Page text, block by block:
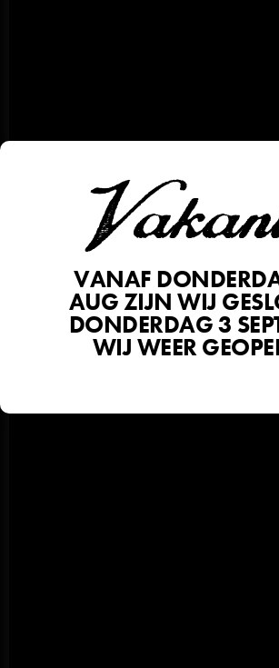
VANAF
AUG ZIJN WIJ
DONDERDAG 3
WIJ WEER